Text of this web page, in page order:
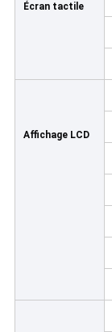
Écran tactile
Affichage LCD